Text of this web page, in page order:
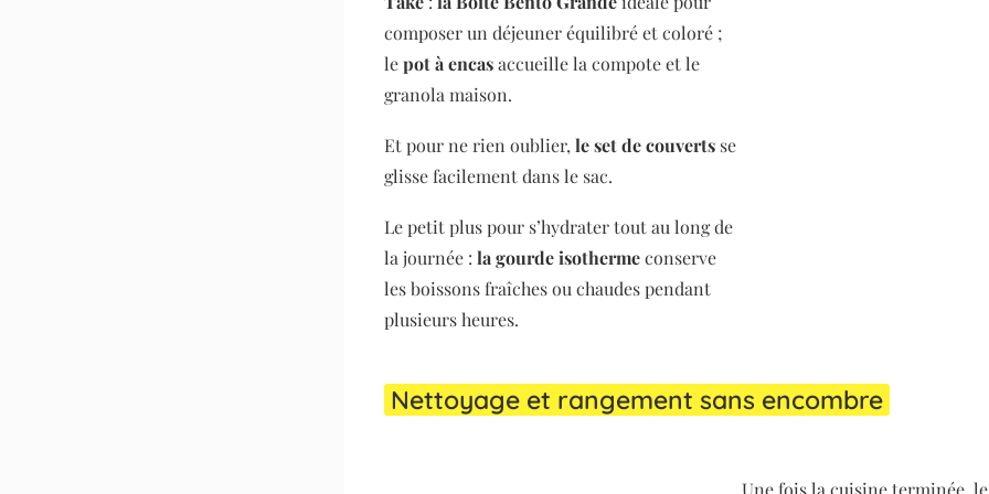
composer un déjeuner équilibré et coloré ;
lepot à encasaccueille la compote et le
granola maison.
Et pour ne rien oublier, le set de couverts se
glisse facilement dans le sac.
Le petit plus pour s’hydrater tout au long de
la journée : la gourde isothermeconserve
les boissons fraîches ou chaudes pendant
plusieurs heures.
Nettoyage et rangement sans encombre
Une fois la cuisine terminée, le